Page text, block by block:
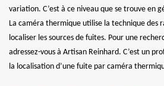
variation. C’est à ce niveau que se trouve en
La caméra thermique utilise la technique des
localiser les sources de fuites. Pour une
adressez-vous à Artisan Reinhard. C’est un
la localisation d’une fuite par caméra